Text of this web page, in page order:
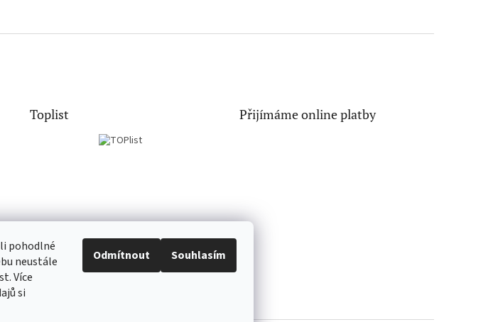
pohodlné
neustále
Více
si
Odmítnout Souhlasím
Toplist Přijímáme online platby
CD-Soundtrack.cz